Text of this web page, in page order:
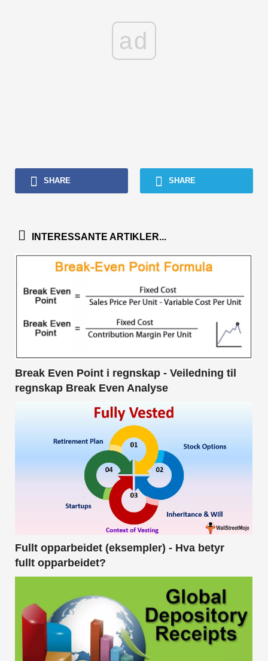
ad
SHARE SHARE
INTERESSANTE ARTIKLER...
Break Even Point i regnskap - Veiledning til
regnskap Break Even Analyse
Fullt opparbeidet (eksempler) - Hva betyr
fullt opparbeidet?